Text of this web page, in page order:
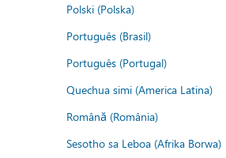
Polski (Polska)
Português (Brasil)
Português (Portugal)
Quechua simi (America Latina)
Română (România)
Sesotho sa Leboa (Afrika Borwa)